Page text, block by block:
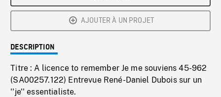
AJOUTER À UN PROJET
DESCRIPTION
Titre : A licence to remember Je me souviens 45-962
(SA00257.122) Entrevue René-Daniel Dubois sur un
''je'' essentialiste.